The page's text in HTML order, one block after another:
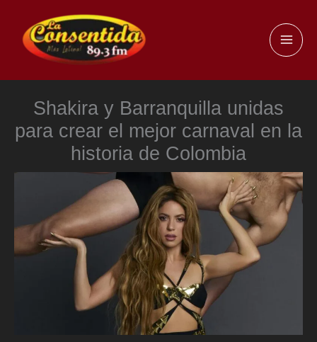
contenido
Shakira y Barranquilla unidas
para crear el mejor carnaval en la
historia de Colombia